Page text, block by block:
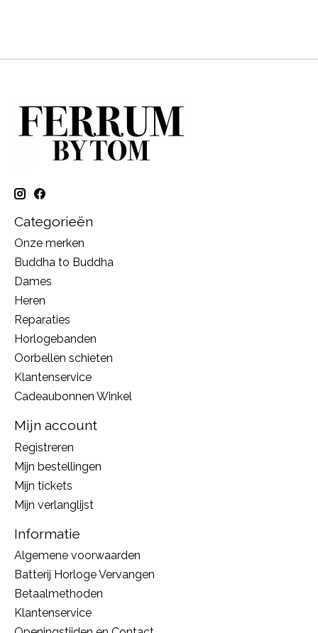
Categorieën
Onze merken
Buddha to Buddha
Dames
Heren
Reparaties
Horlogebanden
Oorbellen schieten
Klantenservice
Cadeaubonnen Winkel
Mijn account
Registreren
Mijn bestellingen
Mijn tickets
Mijn verlanglijst
Informatie
Algemene voorwaarden
Batterij Horloge Vervangen
Betaalmethoden
Klantenservice